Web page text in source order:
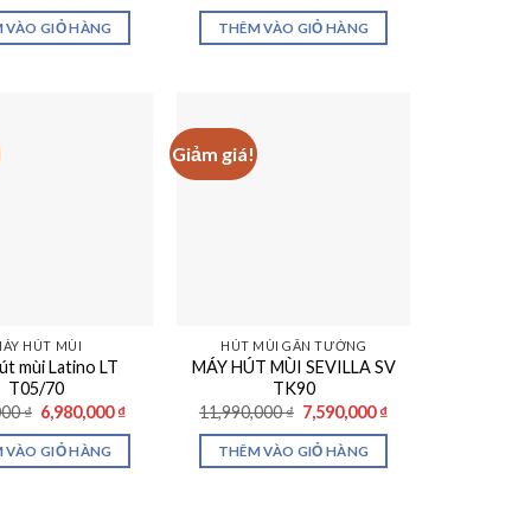
là:
14,990,000 ₫.
VÀO GIỎ HÀNG
là:
14,990,000 ₫.
THÊM VÀO GIỎ HÀNG
HÚT MÙI
mùi Latino LT
T05/70
₫ Giá
gốc
là:
9,680,000 ₫.
6,980,000₫Giá
VÀO GIỎ HÀNG
Giảm giá!
HÚT MÙI GẮN TƯỜNG
MÁY HÚT MÙI SEVILLA SV
TK90
11,990,000₫ Giá
gốc
là:
11,990,000 ₫.
7,590,000₫Giá
THÊM VÀO GIỎ HÀNG